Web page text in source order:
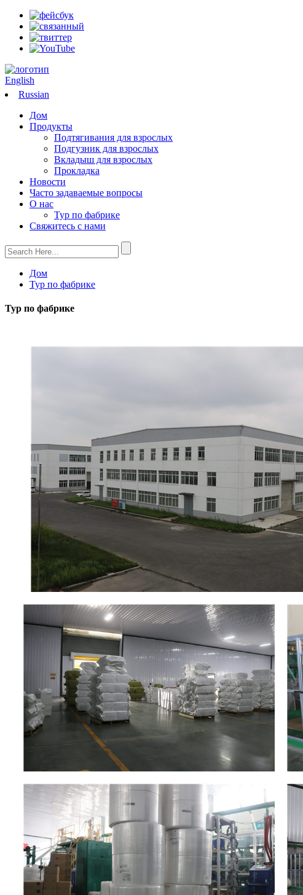
English
Russian
Дом
Продукты
Подтягивания для взрослых
Подгузник для взрослых
Вкладыш для взрослых
Прокладка
Новости
Часто задаваемые вопросы
О нас
Тур по фабрике
Свяжитесь с нами
Дом
Тур по фабрике
Тур по фабрике